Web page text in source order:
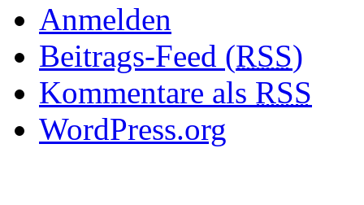
Anmelden
Beitrags-Feed (RSS)
Kommentare als RSS
WordPress.org